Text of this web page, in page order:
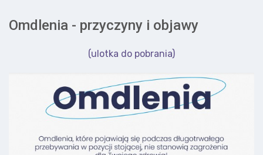
Omdlenia - przyczyny i objawy
(ulotka do pobrania)